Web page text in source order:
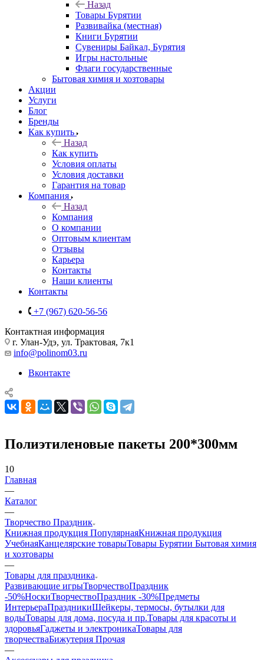
Назад
Товары Бурятии
Развивайка (местная)
Книги Бурятии
Сувениры Байкал, Бурятия
Игры настольные
Флаги государственные
Бытовая химия и хозтовары
Акции
Услуги
Блог
Бренды
Как купить
Назад
Как купить
Условия оплаты
Условия доставки
Гарантия на товар
Компания
Назад
Компания
О компании
Оптовым клиентам
Отзывы
Карьера
Контакты
Наши клиенты
Контакты
+7 (967) 620-56-56
Контактная информация
г. Улан-Удэ, ул. Трактовая, 7к1
info@polinom03.ru
Вконтакте
Полиэтиленовые пакеты 200*300мм
10
Главная
—
Каталог
—
Творчество Праздник
Книжная продукция ПопулярнаяКнижная продукция
УчебнаяКанцелярские товарыТовары Бурятии Бытовая химия
и хозтовары
—
Товары для праздника
Развивающие игрыТворчествоПраздник
-50%НоскиТворчествоПраздник -30%Предметы
ИнтерьераПраздникиШейкеры, термосы, бутылки для
водыТовары для дома, посуда и пр.Товары для красоты и
здоровьяГаджеты и электроникаТовары для
творчестваБижутерия Прочая
—